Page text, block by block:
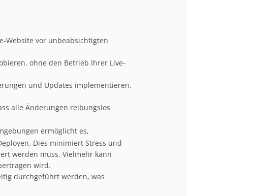
Website vor unbeabsichtigten
ohne den Betrieb Ihrer Live-
und Updates implementieren,
alle Änderungen reibungslos
ermöglicht es,
Dies minimiert Stress und
werden muss. Vielmehr kann
wird.
durchgeführt werden, was